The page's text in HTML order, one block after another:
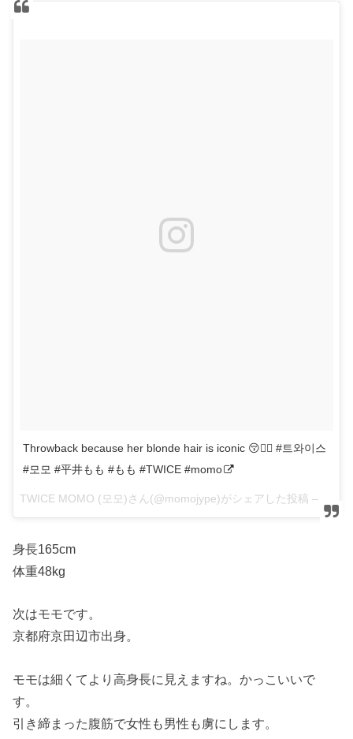
Throwback because her blonde hair is iconic 😚👌🏻 #트와이스
#모모 #平井もも #もも #TWICE #momo
身長165cm
体重48kg
次はモモです。
京都府京田辺市出身。
モモは細くてより高身長に見えますね。かっこいいで
す。
引き締まった腹筋で女性も男性も虜にします。